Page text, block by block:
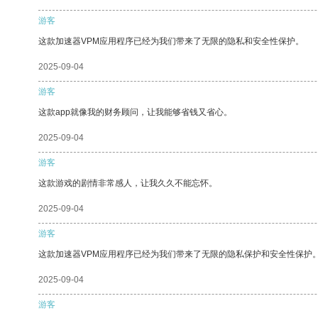
游客
这款加速器VPM应用程序已经为我们带来了无限的隐私和安全性保护。
2025-09-04
游客
这款app就像我的财务顾问，让我能够省钱又省心。
2025-09-04
游客
这款游戏的剧情非常感人，让我久久不能忘怀。
2025-09-04
游客
这款加速器VPM应用程序已经为我们带来了无限的隐私保护和安全性保护
2025-09-04
游客